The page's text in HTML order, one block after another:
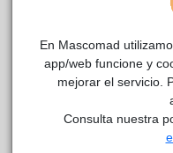
COMENTARIOS
Carácter
Descripción Estrella
reservada ante los
conoce. La
En Mascomad
app/web funcione y
mejorar el servicio.
Consulta nuestra